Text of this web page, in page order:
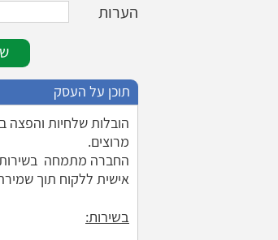
הערות
תוכן על העסק
הובלות שלחיות והפצה
מרוצים.
החברה מתמחה
אישית ללקוח תוך
בשירות: